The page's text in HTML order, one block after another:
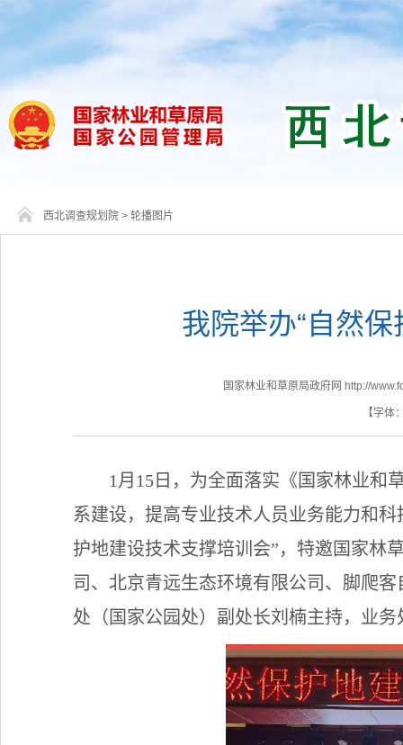
西北调查规划院 > 轮播图片
我院举办“自然
国家林业和草原局政府网 http://
【字体
1 月15日，为全面落实《国家林业和
系建设，提高专业技术人员业务能力和
护地建设技术支撑培训会”，特邀国家林
司、北京青远生态环境有限公司、脚爬
处（国家公园处）副处长刘楠主持，业